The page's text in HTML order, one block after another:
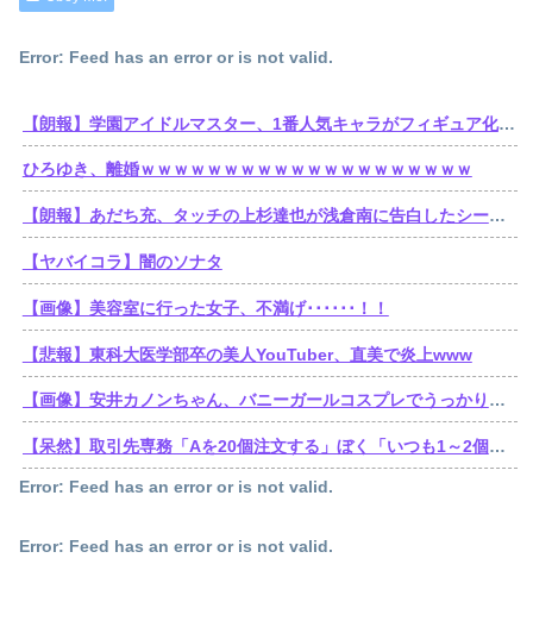
Error: Feed has an error or is not valid.
【朗報】学園アイドルマスター、1番人気キャラがフィギュア化wwwwwwwwwwwwwwwwwwww
ひろゆき、離婚ｗｗｗｗｗｗｗｗｗｗｗｗｗｗｗｗｗｗｗｗ
【朗報】あだち充、タッチの上杉達也が浅倉南に告白したシーンを完全再現wwwwwww
【ヤバイコラ】闇のソナタ
【画像】美容室に行った女子、不満げ･･････！！
【悲報】東科大医学部卒の美人YouTuber、直美で炎上www
【画像】安井カノンちゃん、バニーガールコスプレでうっかり谷間が見えてしまう
【呆然】取引先専務「Aを20個注文する」ぼく「いつも1～2個しか使わないけど本当に20であってる？」取専「あってる」⇒結果！
Error: Feed has an error or is not valid.
Error: Feed has an error or is not valid.